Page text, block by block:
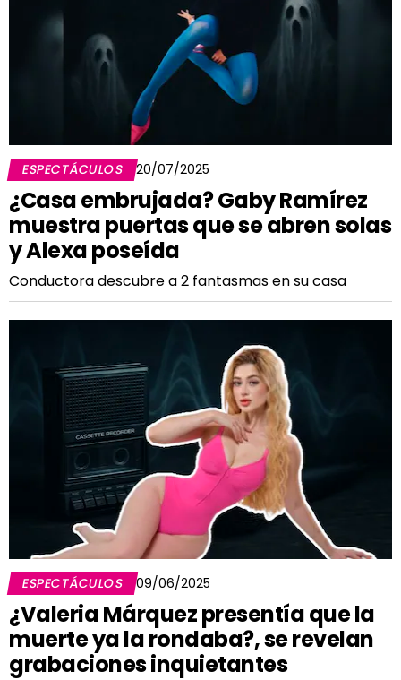
ESPECTÁCULOS 20/07/2025
¿Casa embrujada? Gaby Ramírez
muestra puertas que se abren solas
y Alexa poseída
Conductora descubre a 2 fantasmas en su casa
ESPECTÁCULOS 09/06/2025
¿Valeria Márquez presentía que la
muerte ya la rondaba?, se revelan
grabaciones inquietantes